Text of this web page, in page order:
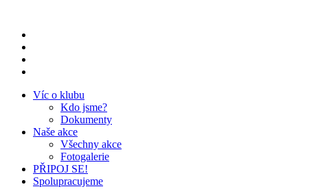
obsah
Víc o klubu
Kdo jsme?
Dokumenty
Naše akce
Všechny akce
Fotogalerie
PŘIPOJ SE!
Spolupracujeme